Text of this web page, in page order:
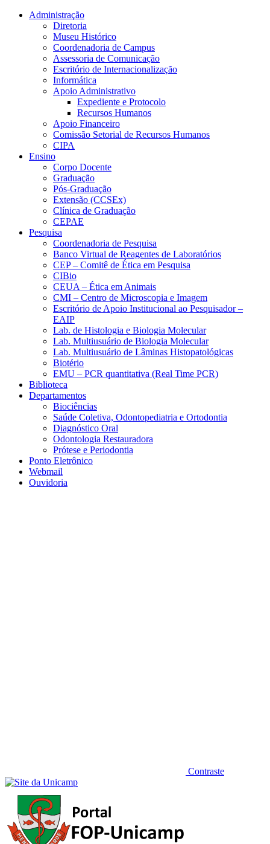
Conteúdo principal Menu principal
Administração
Diretoria
Museu Histórico
Coordenadoria de Campus
Assessoria de Comunicação
Escritório de Internacionalização
Informática
Apoio Administrativo
Expediente e Protocolo
Recursos Humanos
Apoio Financeiro
Comissão Setorial de Recursos Humanos
CIPA
Ensino
Corpo Docente
Graduação
Pós-Graduação
Extensão (CCSEx)
Clínica de Graduação
CEPAE
Pesquisa
Coordenadoria de Pesquisa
Banco Virtual de Reagentes de Laboratórios
CEP – Comitê de Ética em Pesquisa
CIBio
CEUA – Ética em Animais
CMI – Centro de Microscopia e Imagem
Escritório de Apoio Institucional ao Pesquisador –
EAIP
Lab. de Histologia e Biologia Molecular
Lab. Multiusuário de Biologia Molecular
Lab. Multiusuário de Lâminas Histopatológicas
Biotério
EMU – PCR quantitativa (Real Time PCR)
Biblioteca
Departamentos
Biociências
Saúde Coletiva, Odontopediatria e Ortodontia
Diagnóstico Oral
Odontologia Restauradora
Prótese e Periodontia
Ponto Eletrônico
Webmail
Ouvidoria
Contraste